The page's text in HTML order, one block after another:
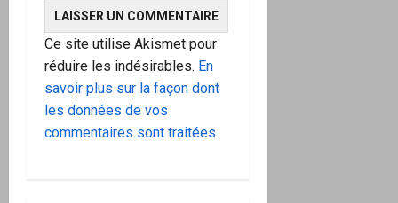
Ce site utilise Akismet pour
réduire les indésirables. En
savoir plus sur la façon dont
les données de vos
commentaires sont traitées.